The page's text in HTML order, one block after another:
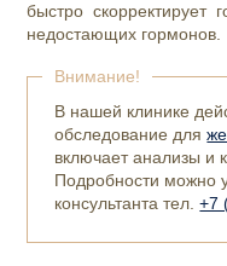
быстро
недостающих гормонов.
Внимание!
В нашей клинике
обследование для
включает анализы и
Подробности можно
консультанта тел.+7